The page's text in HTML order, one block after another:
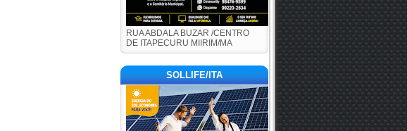
RUA ABDALA BUZAR /CENTRO
DE ITAPECURU MIIRIM/MA
SOLLIFE/ITA